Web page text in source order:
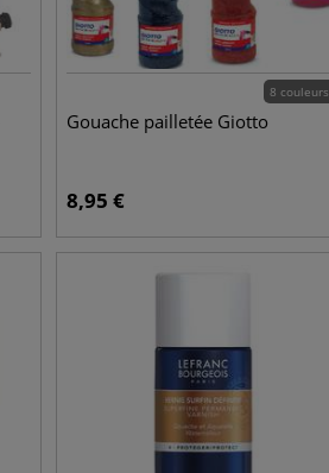
8 couleurs
Gouache pailletée Giotto
8,95 €